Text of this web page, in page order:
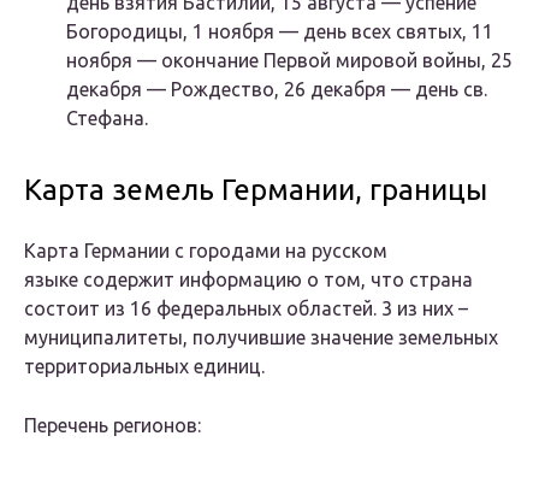
Богородицы, 1 ноября — день всех святых, 11
ноября — окончание Первой мировой войны, 25
декабря — Рождество, 26 декабря — день св.
Стефана.
Карта земель Германии, границы
Карта Германии с городами на русском
языке содержит информацию о том, что страна
состоит из 16 федеральных областей. 3 из них –
муниципалитеты, получившие значение земельных
территориальных единиц.
Перечень регионов: